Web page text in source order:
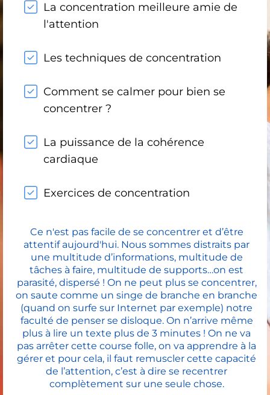
La concentration meilleure amie de
l'attention
Les techniques de concentration
Comment se calmer pour bien se
concentrer ?
La puissance de la cohérence
cardiaque
Exercices de concentration
Ce n'est pas facile de se concentrer et d’être
attentif aujourd'hui. Nous sommes distraits par
une multitude d’informations, multitude de
tâches à faire, multitude de supports…on est
parasité, dispersé ! On ne peut plus se concentrer,
on saute comme un singe de branche en branche
(quand on surfe sur Internet par exemple) notre
faculté de penser se disloque. On n’arrive même
plus à lire un texte plus de 3 minutes ! On ne va
pas arrêter cette course folle, on va apprendre à la
gérer et pour cela, il faut remuscler cette capacité
de l’attention, c’est à dire se recentrer
complètement sur une seule chose.